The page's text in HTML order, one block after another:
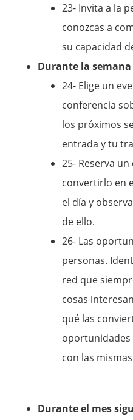
23- Invita a la
conozcas a
su capacidad
Durante la
24- Elige un
conferencia
los próximos
entrada y tu
25- Reserva
convertirlo en
el día y
de ello.
26- Las
personas.
red que
cosas
qué las
oportunidades
con las
Durante el mes